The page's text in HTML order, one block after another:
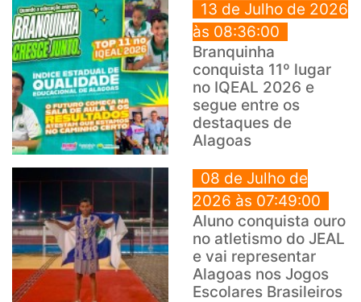
13 de Julho de 2026
às 08:36:00
Branquinha
conquista 11º lugar
no IQEAL 2026 e
segue entre os
destaques de
Alagoas
08 de Julho de
2026 às 07:49:00
Aluno conquista ouro
no atletismo do JEAL
e vai representar
Alagoas nos Jogos
Escolares Brasileiros